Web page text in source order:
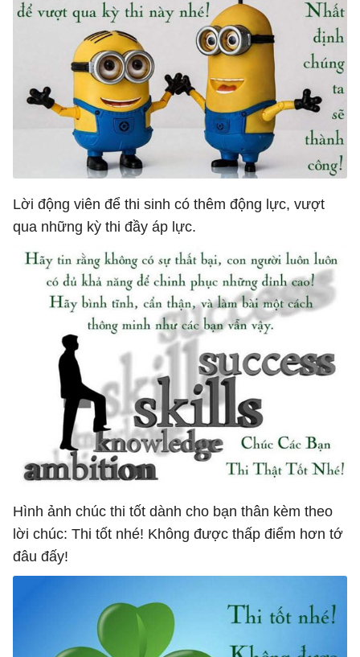
Lời động viên để thi sinh có thêm động lực, vượt
qua những kỳ thi đầy áp lực.
Hình ảnh chúc thi tốt dành cho bạn thân kèm theo
lời chúc: Thi tốt nhé! Không được thấp điểm hơn tớ
đâu đấy!